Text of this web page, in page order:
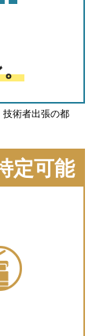
術者出張の都
定可能